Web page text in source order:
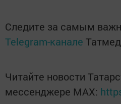
Следите за самым
Telegram-канале
Читайте новости
мессенджере MАХ: